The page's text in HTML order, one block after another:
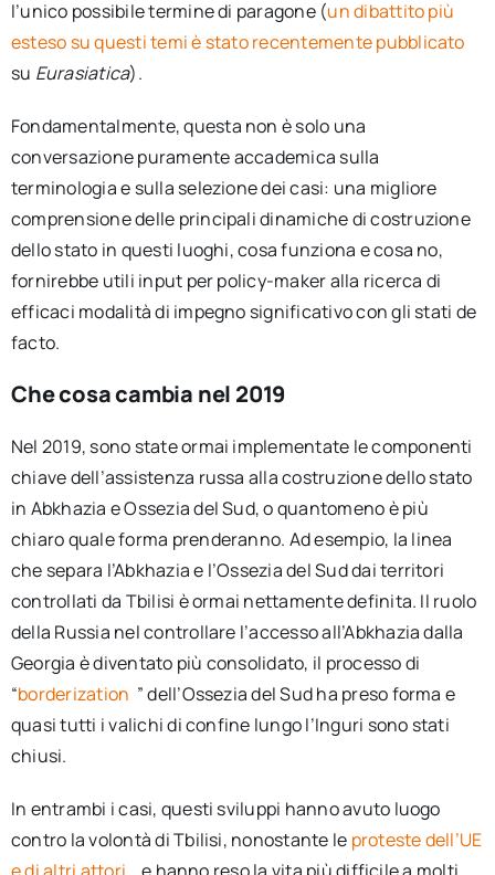
l’unico possibile termine di paragone (un dibattito più
esteso su questi temi è stato recentemente pubblicato
su Eurasiatica).
Fondamentalmente, questa non è solo una
conversazione puramente accademica sulla
terminologia e sulla selezione dei casi: una migliore
comprensione delle principali dinamiche di costruzione
dello stato in questi luoghi, cosa funziona e cosa no,
fornirebbe utili input per policy-maker alla ricerca di
efficaci modalità di impegno significativo con gli stati de
facto.
Che cosa cambia nel 2019
Nel 2019, sono state ormai implementate le componenti
chiave dell’assistenza russa alla costruzione dello stato
in Abkhazia e Ossezia del Sud, o quantomeno è più
chiaro quale forma prenderanno. Ad esempio, la linea
che separa l’Abkhazia e l’Ossezia del Sud dai territori
controllati da Tbilisi è ormai nettamente definita. Il ruolo
della Russia nel controllare l’accesso all’Abkhazia dalla
Georgia è diventato più consolidato, il processo di
“borderization ” dell’Ossezia del Sud ha preso forma e
quasi tutti i valichi di confine lungo l’Inguri sono stati
chiusi.
In entrambi i casi, questi sviluppi hanno avuto luogo
contro la volontà di Tbilisi, nonostante le proteste dell’UE